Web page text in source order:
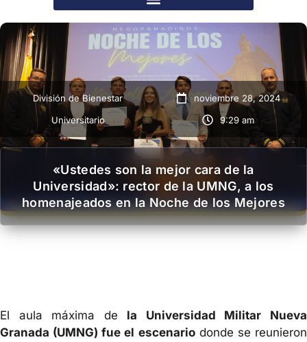
División de Bienestar
Universitario
noviembre 28, 2024
9:29 am
«Ustedes son la mejor cara de la
Universidad»: rector de la UMNG, a los
homenajeados en la Noche de los Mejores
El aula máxima de la Universidad Militar Nueva
Granada (UMNG) fue el escenariodonde se reunieron